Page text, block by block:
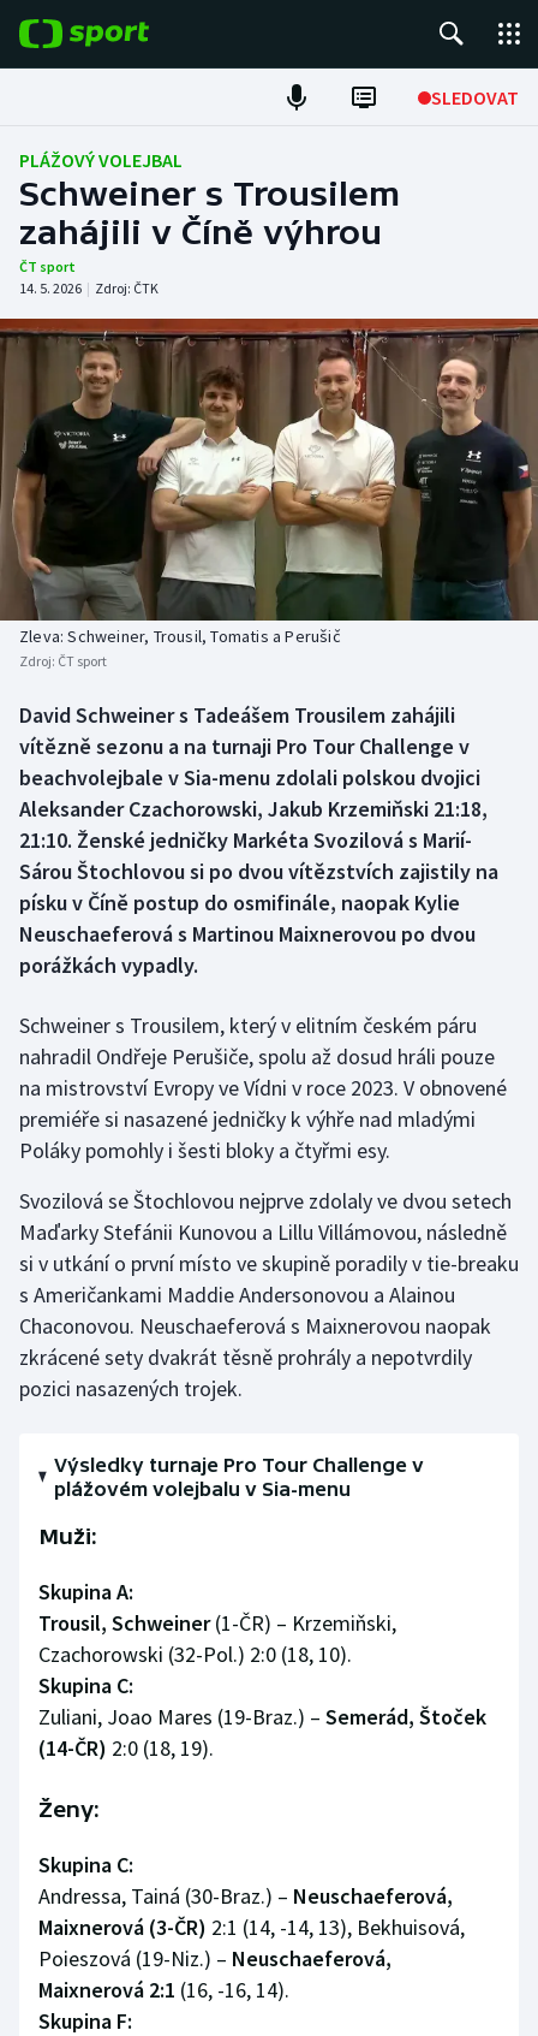
SLEDOVAT
Fotbal
Hokej
Tenis
Atletika
Cyklistika
DALŠÍ SPORTY
Americký fotbal
Baseball a softbal
Basketbal
Biatlon
Boby a skeleton
Box
Curling
Dostihy
Florbal
Futsal
Golf
Gymnastika
Házená
Jezdectví
Judo
Krasobruslení
Lyže a snowboard
Moderní pětiboj
Motorsport
Olympijské hry
Parasport
Plážový volejbal
Ragby
Rychlobruslení
Rychlostní kanoistika
NEPŘEHLÉDNĚTE
Historické návraty
Aplikace ČT sport
AZ kvíz
PLÁŽOVÝ VOLEJBAL
Schweiner s Trousilem
zahájili v Číně výhrou
ČT sport
14. 5. 2026 | Zdroj: ČTK
Zleva: Schweiner, Trousil, Tomatis a Perušič
Zdroj: ČT sport
David Schweiner s Tadeášem Trousilem zahájili
vítězně sezonu a na turnaji Pro Tour Challenge v
beachvolejbale v Sia-menu zdolali polskou dvojici
Aleksander Czachorowski, Jakub Krzemiňski 21:18,
21:10. Ženské jedničky Markéta Svozilová s Marií-
Sárou Štochlovou si po dvou vítězstvích zajistily na
písku v Číně postup do osmifinále, naopak Kylie
Neuschaeferová s Martinou Maixnerovou po dvou
porážkách vypadly.
Schweiner s Trousilem, který v elitním českém páru
nahradil Ondřeje Perušiče, spolu až dosud hráli pouze
na mistrovství Evropy ve Vídni v roce 2023. V obnovené
premiéře si nasazené jedničky k výhře nad mladými
Poláky pomohly i šesti bloky a čtyřmi esy.
Svozilová se Štochlovou nejprve zdolaly ve dvou setech
Maďarky Stefánii Kunovou a Lillu Villámovou, následně
si v utkání o první místo ve skupině poradily v tie-breaku
s Američankami Maddie Andersonovou a Alainou
Chaconovou. Neuschaeferová s Maixnerovou naopak
zkrácené sety dvakrát těsně prohrály a nepotvrdily
pozici nasazených trojek.
Výsledky turnaje Pro Tour Challenge v
plážovém volejbalu v Sia-menu
Muži:
Skupina A:
Trousil, Schweiner(1-ČR) – Krzemiňski,
Czachorowski (32-Pol.) 2:0 (18, 10).
Skupina C:
Zuliani, Joao Mares (19-Braz.) – Semerád, Štoček
(14-ČR) 2:0 (18, 19).
Ženy:
Skupina C:
Andressa, Tainá (30-Braz.) – Neuschaeferová,
Maixnerová (3-ČR) 2:1 (14, -14, 13), Bekhuisová,
Poieszová (19-Niz.) – Neuschaeferová,
Maixnerová 2:1 (16, -16, 14).
Skupina F: